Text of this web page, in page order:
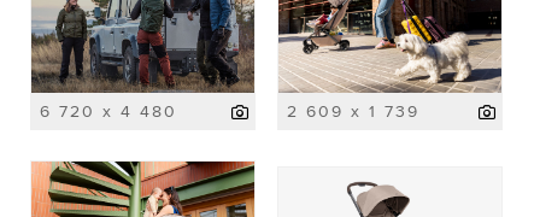
6 720 x 4 480 2 609 x 1 739